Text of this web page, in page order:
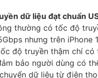
dữ liệu đạt chuẩn
thường có tốc độ
nhưng trên iPhone
độ truyền thậm chí có
bảo người dùng có
dữ liệu từ điện